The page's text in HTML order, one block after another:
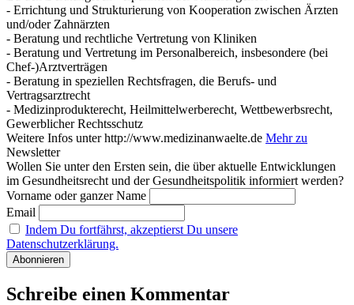
- Errichtung und Strukturierung von Kooperation zwischen Ärzten
und/oder Zahnärzten
- Beratung und rechtliche Vertretung von Kliniken
- Beratung und Vertretung im Personalbereich, insbesondere (bei
Chef-)Arztverträgen
- Beratung in speziellen Rechtsfragen, die Berufs- und
Vertragsarztrecht
- Medizinprodukterecht, Heilmittelwerberecht, Wettbewerbsrecht,
Gewerblicher Rechtsschutz
Weitere Infos unter http://www.medizinanwaelte.de Mehr zu
Newsletter
Wollen Sie unter den Ersten sein, die über aktuelle Entwicklungen
im Gesundheitsrecht und der Gesundheitspolitik informiert werden?
Vorname oder ganzer Name
Email
Indem Du fortfährst, akzeptierst Du unsere
Datenschutzerklärung.
Schreibe einen Kommentar